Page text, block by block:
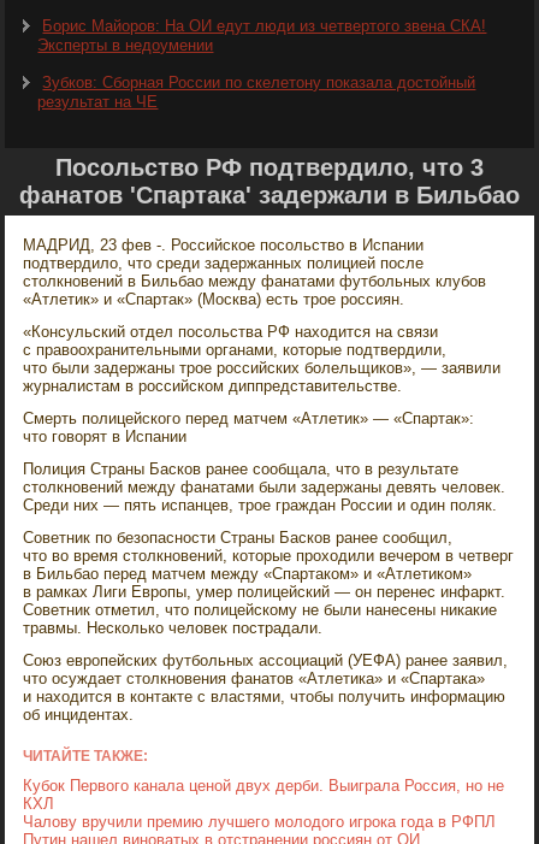
Борис Майоров: На ОИ едут люди из четвертого звена СКА!
Эксперты в недоумении
Зубков: Сборная России по скелетону показала достойный
результат на ЧЕ
Посольство РФ подтвердило, что 3
фанатов 'Спартака' задержали в Бильбао
МАДРИД, 23 фев -. Российское посольство в Испании
подтвердило, что среди задержанных полицией после
столкновений в Бильбао между фанатами футбольных клубов
«Атлетик» и «Спартак» (Москва) есть трое россиян.
«Консульский отдел посольства РФ находится на связи
с правоохранительными органами, которые подтвердили,
что были задержаны трое российских болельщиков», — заявили
журналистам в российском диппредставительстве.
Смерть полицейского перед матчем «Атлетик» — «Спартак»:
что говорят в Испании
Полиция Страны Басков ранее сообщала, что в результате
столкновений между фанатами были задержаны девять человек.
Среди них — пять испанцев, трое граждан России и один поляк.
Советник по безопасности Страны Басков ранее сообщил,
что во время столкновений, которые проходили вечером в четверг
в Бильбао перед матчем между «Спартаком» и «Атлетиком»
в рамках Лиги Европы, умер полицейский — он перенес инфаркт.
Советник отметил, что полицейскому не были нанесены никакие
травмы. Несколько человек пострадали.
Союз европейских футбольных ассоциаций (УЕФА) ранее заявил,
что осуждает столкновения фанатов «Атлетика» и «Спартака»
и находится в контакте с властями, чтобы получить информацию
об инцидентах.
ЧИТАЙТЕ ТАКЖЕ:
Кубок Первого канала ценой двух дерби. Выиграла Россия, но не
КХЛ
Чалову вручили премию лучшего молодого игрока года в РФПЛ
Путин нашел виноватых в отстранении россиян от ОИ